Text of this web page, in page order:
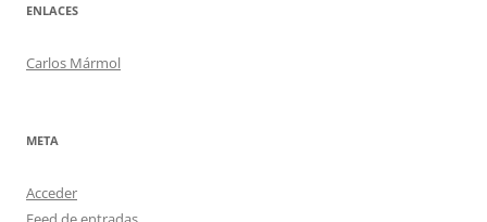
ENLACES
Carlos Mármol
META
Acceder